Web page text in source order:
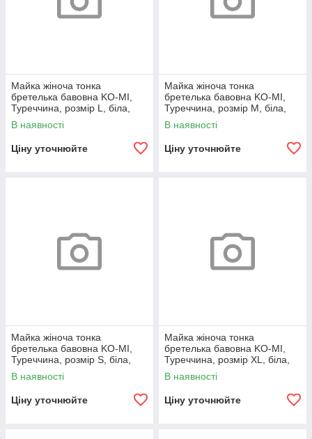
Майка жіноча тонка
бретелька бавовна KO-MI,
Туреччина, розмір L, біла,
07957
В наявності
Ціну уточнюйте
Майка жіноча тонка
бретелька бавовна KO-MI,
Туреччина, розмір M, біла,
07956
В наявності
Ціну уточнюйте
Майка жіноча тонка
бретелька бавовна KO-MI,
Туреччина, розмір S, біла,
07955
В наявності
Ціну уточнюйте
Майка жіноча тонка
бретелька бавовна KO-MI,
Туреччина, розмір XL, біла,
07958
В наявності
Ціну уточнюйте